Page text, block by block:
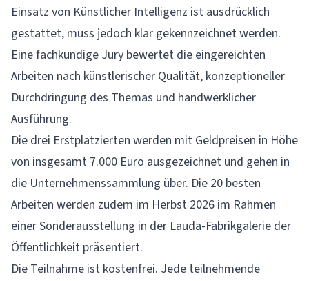
Einsatz von Künstlicher Intelligenz ist ausdrücklich
gestattet, muss jedoch klar gekennzeichnet werden.
Eine fachkundige Jury bewertet die eingereichten
Arbeiten nach künstlerischer Qualität, konzeptioneller
Durchdringung des Themas und handwerklicher
Ausführung.
Die drei Erstplatzierten werden mit Geldpreisen in Höhe
von insgesamt 7.000 Euro ausgezeichnet und gehen in
die Unternehmenssammlung über. Die 20 besten
Arbeiten werden zudem im Herbst 2026 im Rahmen
einer Sonderausstellung in der Lauda-Fabrikgalerie der
Öffentlichkeit präsentiert.
Die Teilnahme ist kostenfrei. Jede teilnehmende